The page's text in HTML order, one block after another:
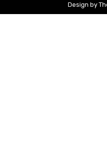
Design by